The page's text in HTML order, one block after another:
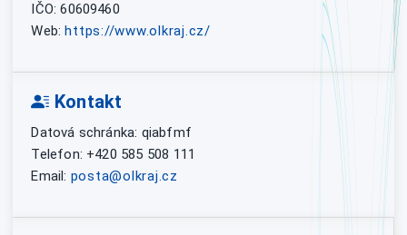
IČO: 60609460
Web: https://www.olkraj.cz/
Kontakt
Datová schránka: qiabfmf
Telefon: +420 585 508 111
Email: posta@olkraj.cz